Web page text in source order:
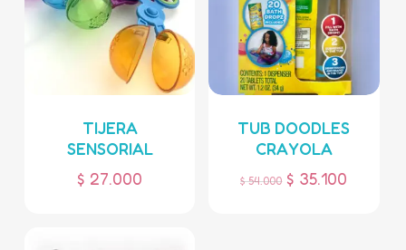
TIJERA
SENSORIAL
$ 27.000
TUB DOODLES
CRAYOLA
$54.000 $ 35.100